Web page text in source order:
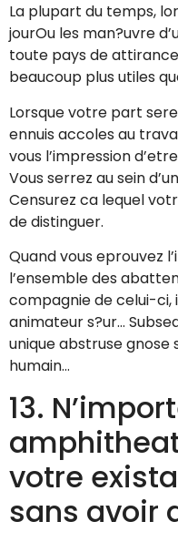
La plupart du temps,
jourOu les man?uvre
toute pays de
beaucoup plus utiles
Lorsque votre part
ennuis accoles au
vous l’impression
Vous serrez au sein
Censurez ca lequel
de distinguer.
Quand vous eprouvez
l’ensemble des
compagnie de celui-ci,
animateur s?ur…
unique abstruse
humain…
13.
votre
sans avoir